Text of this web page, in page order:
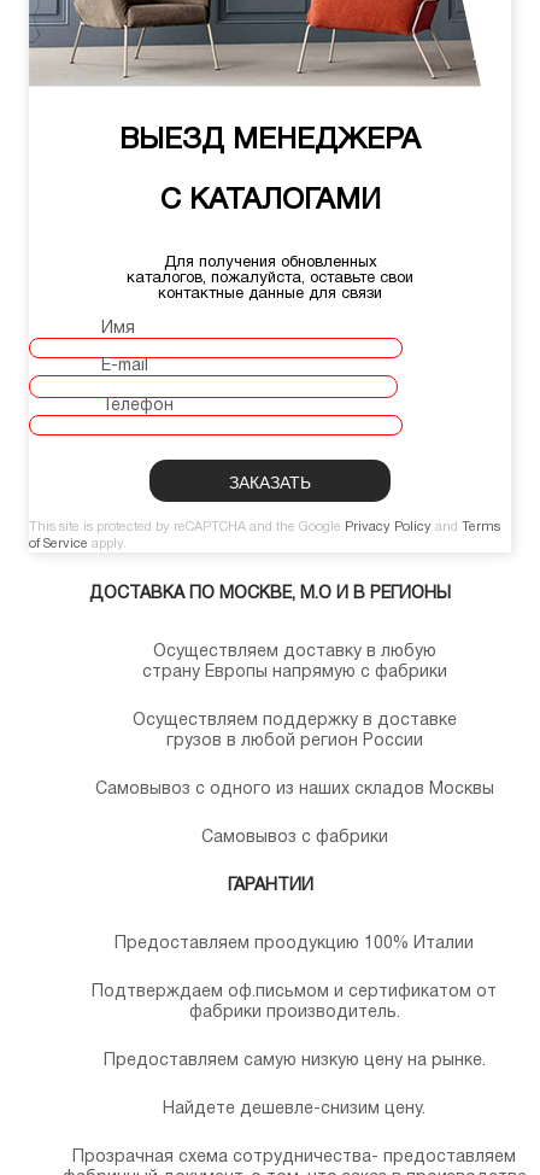
ВЫЕЗД МЕНЕДЖЕРА
С КАТАЛОГАМИ
Для получения обновленных
каталогов, пожалуйста, оставьте свои
контактные данные для связи
Имя
E-mail
Телефон
This site is protected by reCAPTCHA and the Google Privacy Policy and
Terms
of Service apply.
ДОСТАВКА ПО МОСКВЕ, М.О И В РЕГИОНЫ
Осуществляем доставку в любую
страну Европы напрямую с фабрики
Осуществляем поддержку в доставке
грузов в любой регион России
Самовывоз с одного из наших складов Москвы
Самовывоз с фабрики
ГАРАНТИИ
Предоставляем проодукцию 100% Италии
Подтверждаем оф.письмом и сертификатом от
фабрики производитель.
Предоставляем самую низкую цену на рынке.
Найдете дешевле-снизим цену.
Прозрачная схема сотрудничества- предоставляем